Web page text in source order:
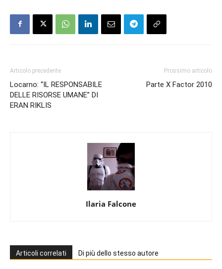
Articolo precedente
Locarno: “IL RESPONSABILE
DELLE RISORSE UMANE” DI
ERAN RIKLIS
Prossimo articolo
Parte X Factor 2010
Ilaria Falcone
Articoli correlati Di più dello stesso autore